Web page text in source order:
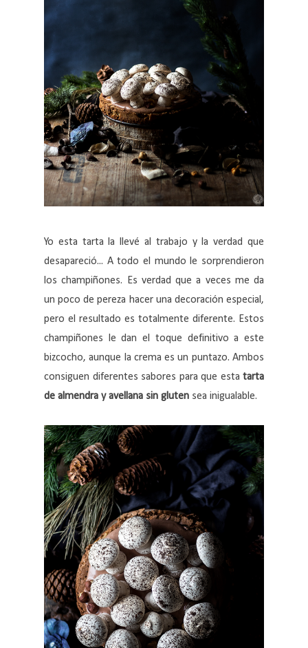
Yo esta tarta la llevé al trabajo y la verdad que
desapareció... A todo el mundo le sorprendieron
los champiñones. Es verdad que a veces me da
un poco de pereza hacer una decoración especial,
pero el resultado es totalmente diferente. Estos
champiñones le dan el toque definitivo a este
bizcocho, aunque la crema es un puntazo. Ambos
consiguen diferentes sabores para que esta tarta
de almendra y avellana sin gluten sea inigualable.